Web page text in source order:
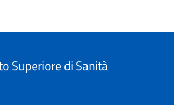
Superiore di Sanità